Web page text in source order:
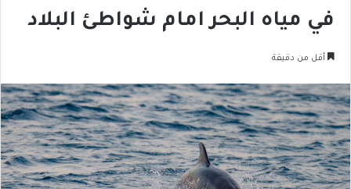
في مياه البحر امام شواطئ البلاد
أقل من دقيقة